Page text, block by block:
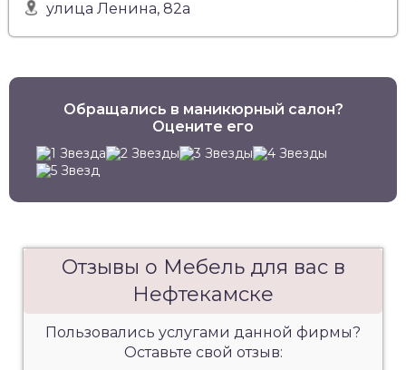
улица Ленина, 82а
Обращались в маникюрный салон?
Оцените его
Отзывы о Мебель для вас в
Нефтекамске
Пользовались услугами данной фирмы?
Оставьте свой отзыв: